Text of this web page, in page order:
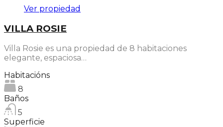
Ver propiedad
VILLA ROSIE
Villa Rosie es una propiedad de 8 habitaciones
elegante, espaciosa…
Habitacións
8
Baños
5
Superficie